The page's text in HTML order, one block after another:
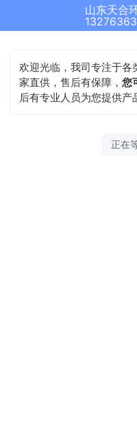
欢迎光临，我司专注于各
家直供，售后有保障，您
后有专业人员为您提供产
正在